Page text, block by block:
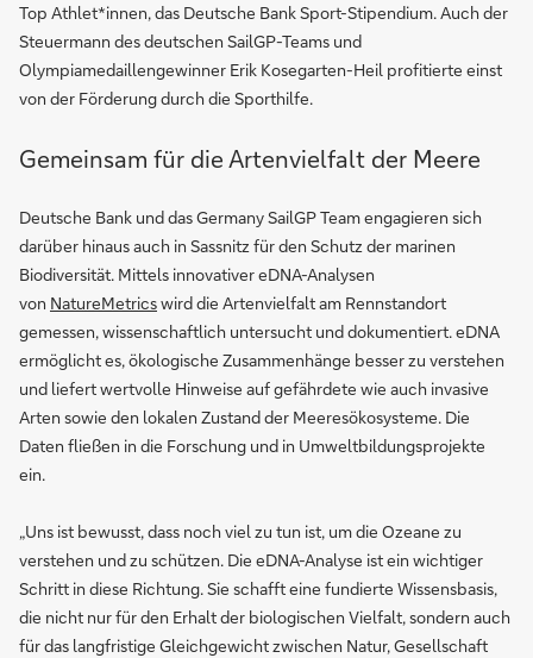
Top Athlet*innen, das Deutsche Bank Sport-Stipendium. Auch der
Steuermann des deutschen SailGP-Teams und
Olympiamedaillengewinner Erik Kosegarten-Heil profitierte einst
von der Förderung durch die Sporthilfe.
Gemeinsam für die Artenvielfalt der Meere
Deutsche Bank und das Germany SailGP Team engagieren sich
darüber hinaus auch in Sassnitz für den Schutz der marinen
Biodiversität. Mittels innovativer eDNA-Analysen
von NatureMetricswird die Artenvielfalt am Rennstandort
gemessen, wissenschaftlich untersucht und dokumentiert. eDNA
ermöglicht es, ökologische Zusammenhänge besser zu verstehen
und liefert wertvolle Hinweise auf gefährdete wie auch invasive
Arten sowie den lokalen Zustand der Meeresökosysteme. Die
Daten fließen in die Forschung und in Umweltbildungsprojekte
ein.
„Uns ist bewusst, dass noch viel zu tun ist, um die Ozeane zu
verstehen und zu schützen. Die eDNA-Analyse ist ein wichtiger
Schritt in diese Richtung. Sie schafft eine fundierte Wissensbasis,
die nicht nur für den Erhalt der biologischen Vielfalt, sondern auch
für das langfristige Gleichgewicht zwischen Natur, Gesellschaft